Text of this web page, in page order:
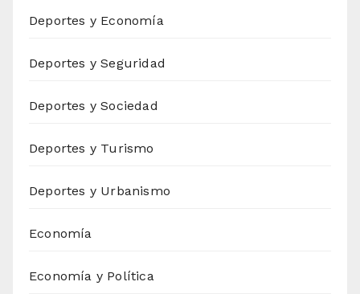
Deportes y Economía
Deportes y Seguridad
Deportes y Sociedad
Deportes y Turismo
Deportes y Urbanismo
Economía
Economía y Política